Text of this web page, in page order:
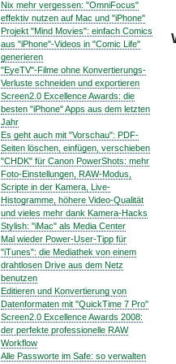
Nix mehr vergessen: "OmniFocus"
effektiv nutzen auf Mac und "iPhone"
Projekt "Mind Movies": einfach Comics
aus "iPhone"-Videos in "Comic Life"
generieren
"EyeTV"-Filme ohne Konvertierungs-
Verluste schneiden und exportieren
Screen2.0 Excellence Awards: die
besten "iPhone" Apps aus dem letzten
Jahr
Es geht auch mit "Vorschau": PDF-
Seiten löschen, einfügen, verschieben
"CHDK" für Canon PowerShots: mehr
Foto-Einstellungen, RAW-Modus,
Scripte in der Kamera, Live-
Histogramme, höhere Video-Qualität
und vieles mehr dank Kamera-Hacks
Stylish: "iMac" als Media Center
Mal wieder Power-User-Tipp für
"iTunes": die Mediathek von einem
drahtlosen Drive aus dem Netz
benutzen
Editieren und Konvertierung von
Datenformaten mit "QuickTime 7 Pro"
Screen2.0 Excellence Awards 2008:
der perfekte professionelle RAW
Workflow
Alle Passworte im Safe: so verwalten